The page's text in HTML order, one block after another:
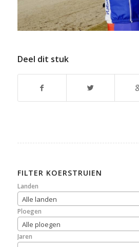
Deel dit stuk
FILTER KOERSTRUIEN
Landen
Alle landen
Ploegen
Alle ploegen
Jaren